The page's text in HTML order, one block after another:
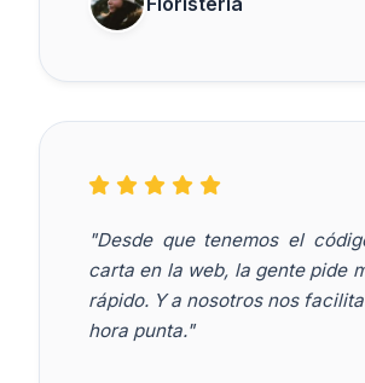
"Desde que tenemos el
carta en la web, la gente pide
rápido. Y a nosotros nos
hora punta."